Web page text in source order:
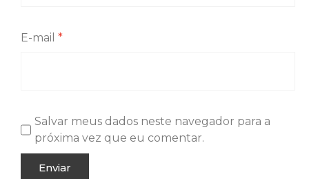
E-mail *
Salvar meus dados neste navegador para a
próxima vez que eu comentar.